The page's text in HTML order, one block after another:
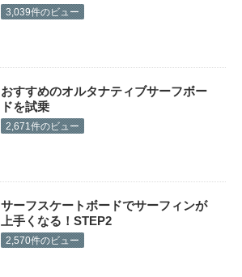
3,039件のビュー
おすすめのオルタナティブサーフボー
ドを試乗
2,671件のビュー
サーフスケートボードでサーフィンが
上手くなる！STEP2
2,570件のビュー